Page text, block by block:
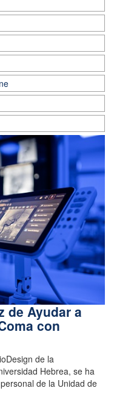
de Ayudar a
con
de la
Hebrea, se ha
de la Unidad de